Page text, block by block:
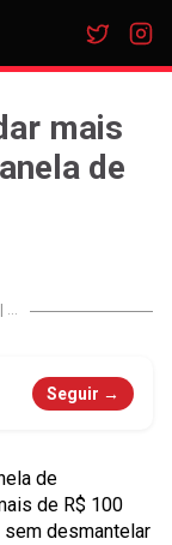
mais
de
...
Seguir →
de
de R$ 100
desmantelar